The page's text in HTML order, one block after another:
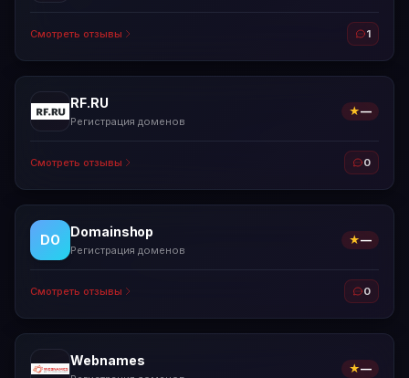
Смотреть отзывы 1
RF.RU
Регистрация доменов
★—
Смотреть отзывы 0
DO
Domainshop
Регистрация доменов
★—
Смотреть отзывы 0
Webnames
★—